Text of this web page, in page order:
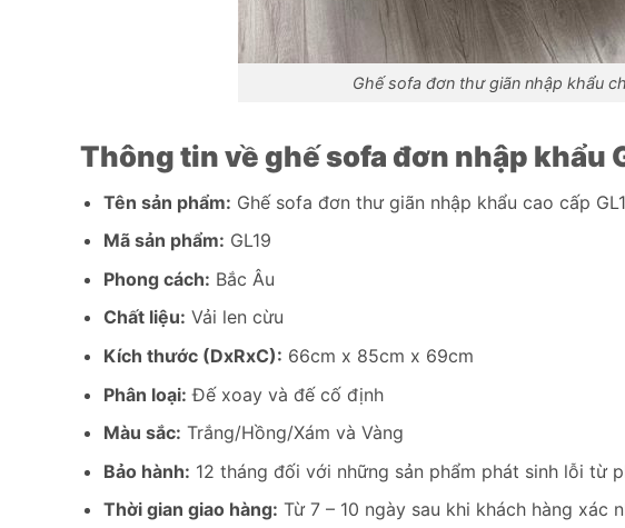
Ghế sofa đơn thư giãn nhập khẩu
Thông tin về ghế sofa đơn nhập khẩu
Tên sản phẩm: Ghế sofa đơn thư giãn nhập khẩu cao cấp
Mã sản phẩm: GL19
Phong cách: Bắc Âu
Chất liệu: Vải len cừu
Kích thước (DxRxC): 66cm x 85cm x 69cm
Phân loại: Đế xoay và đế cố định
Màu sắc: Trắng/Hồng/Xám và Vàng
Bảo hành: 12 tháng đối với những sản phẩm phát sinh lỗi từ
Thời gian giao hàng: Từ 7 – 10 ngày sau khi khách hàng xác